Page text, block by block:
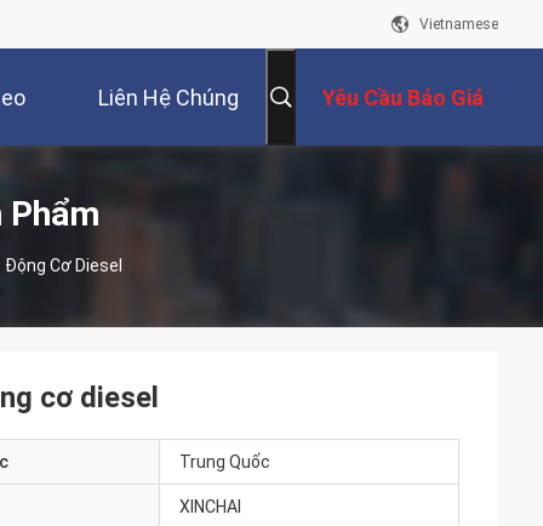
Vietnamese
Liên Hệ Chúng Yêu Cầu Báo Giá
Phẩm
Cơ Diesel
cơ diesel
Trung Quốc
XINCHAI